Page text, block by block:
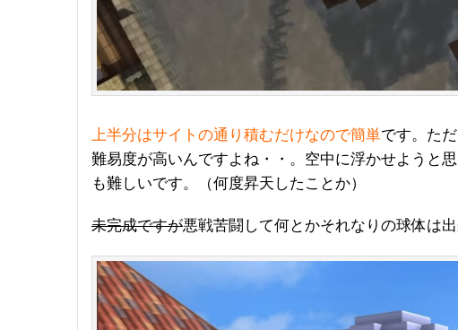
上半分はサイトの通り積むだけなので簡単です。た
難易度が高いんですよね・・。空中に浮かせようと
も難しいです。（何度昇天したことか）
未完成ですが悪戦苦闘して何とかそれなりの球体は